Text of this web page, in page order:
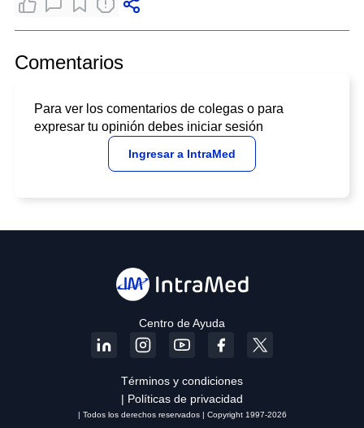
Comentarios
Para ver los comentarios de colegas o para
expresar tu opinión debes iniciar sesión
Ingresar a IntraMed
Centro de Ayuda
Términos y condiciones
| Políticas de privacidad
| Todos los derechos reservados | Copyright 1997-2026